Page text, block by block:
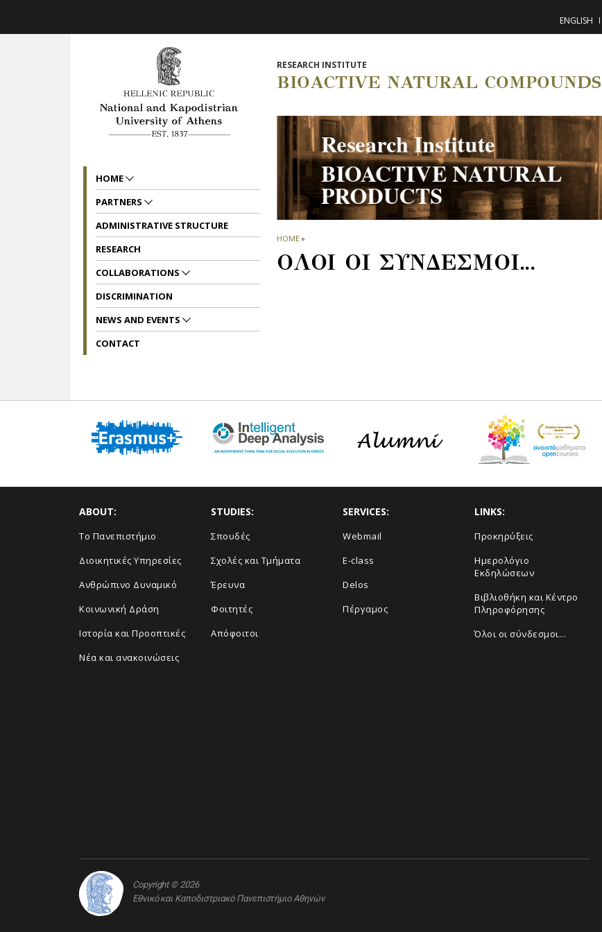
ENGLISH
RESEARCH INSTITUTE
BIOACTIVE NATURAL COMPOUNDS
HOME»
ΟΛΟΙ ΟΙ ΣΥΝΔΕΣΜΟΙ...
HOME
PARTNERS
ADMINISTRATIVE STRUCTURE
RESEARCH
COLLABORATIONS
DISCRIMINATION
NEWS AND EVENTS
CONTACT
ABOUT:
Το Πανεπιστήμιο
Διοικητικές Υπηρεσίες
Ανθρώπινο Δυναμικό
Κοινωνική Δράση
Ιστορία και Προοπτικές
Νέα και ανακοινώσεις
STUDIES:
Σπουδές
Σχολές και Τμήματα
Έρευνα
Φοιτητές
Απόφοιτοι
SERVICES:
Webmail
E-class
Delos
Πέργαμος
LINKS:
Προκηρύξεις
Ημερολόγιο
Εκδηλώσεων
Βιβλιοθήκη και Κέντρο
Πληροφόρησης
Όλοι οι σύνδεσμοι...
Copyright © 2026
Εθνικό και Καποδιστριακό Πανεπιστήμιο Αθηνών